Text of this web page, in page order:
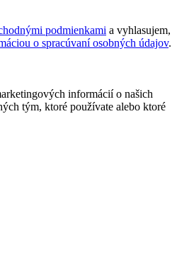
podmienkami a vyhlasujem,
o spracúvaní osobných údajov.
informácií o našich
tým, ktoré používate alebo ktoré